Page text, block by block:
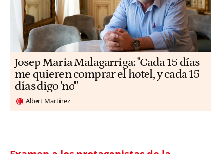
​​Josep Maria Malagarriga: "Cada 15 días
me quieren comprar el hotel, y cada 15
días digo 'no'"
Albert Martínez